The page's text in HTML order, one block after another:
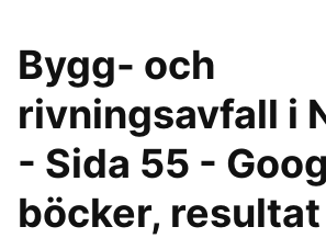
Bygg- och
rivningsavfall i
- Sida 55 -
böcker, resultat